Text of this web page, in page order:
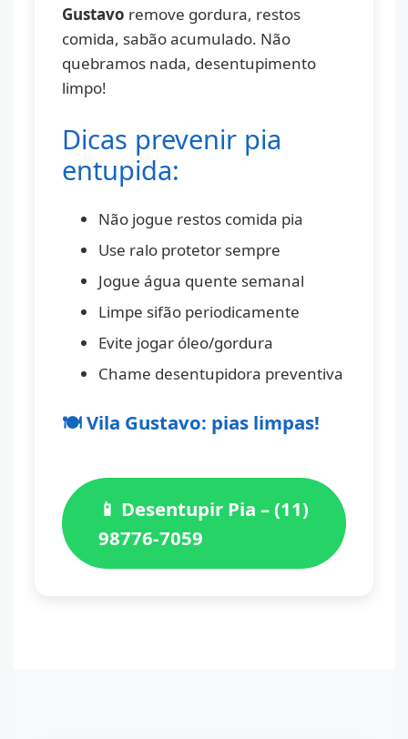
Gustavo remove gordura, restos
comida, sabão acumulado. Não
quebramos nada, desentupimento
limpo!
Dicas prevenir pia
entupida:
Não jogue restos comida pia
Use ralo protetor sempre
Jogue água quente semanal
Limpe sifão periodicamente
Evite jogar óleo/gordura
Chame desentupidora preventiva
🍽️ Vila Gustavo: pias limpas!
📱 Desentupir Pia – (11)
98776-7059